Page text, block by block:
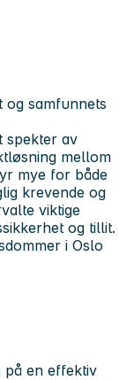
og samfunnets
spekter av
mellom
mye for både
krevende og
viktige
og tillit.
i Oslo
på en effektiv